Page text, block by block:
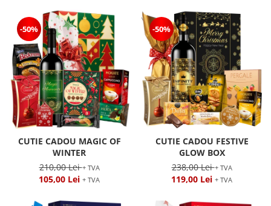
-50%
CUTIE CADOU MAGIC OF
WINTER
210,00 Lei+ TVA
105,00 Lei + TVA
-50%
CUTIE CADOU FESTIVE
GLOW BOX
238,00 Lei+ TVA
119,00 Lei + TVA